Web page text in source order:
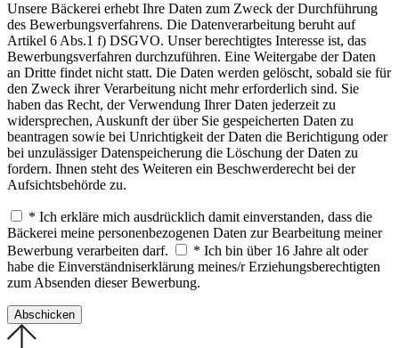
Unsere Bäckerei erhebt Ihre Daten zum Zweck der Durchführung
des Bewerbungsverfahrens. Die Datenverarbeitung beruht auf
Artikel 6 Abs.1 f) DSGVO. Unser berechtigtes Interesse ist, das
Bewerbungsverfahren durchzuführen. Eine Weitergabe der Daten
an Dritte findet nicht statt. Die Daten werden gelöscht, sobald sie für
den Zweck ihrer Verarbeitung nicht mehr erforderlich sind. Sie
haben das Recht, der Verwendung Ihrer Daten jederzeit zu
widersprechen, Auskunft der über Sie gespeicherten Daten zu
beantragen sowie bei Unrichtigkeit der Daten die Berichtigung oder
bei unzulässiger Datenspeicherung die Löschung der Daten zu
fordern. Ihnen steht des Weiteren ein Beschwerderecht bei der
Aufsichtsbehörde zu.
* Ich erkläre mich ausdrücklich damit einverstanden, dass die
Bäckerei meine personenbezogenen Daten zur Bearbeitung meiner
Bewerbung verarbeiten darf.
* Ich bin über 16 Jahre alt oder
habe die Einverständniserklärung meines/r Erziehungsberechtigten
zum Absenden dieser Bewerbung.